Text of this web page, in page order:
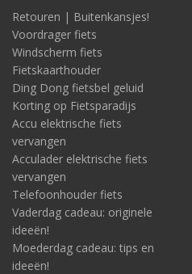
Retouren | Buitenkansjes!
Voordrager fiets
Windscherm fiets
Fietskaarthouder
Ding Dong fietsbel geluid
Korting op Fietsparadijs
Accu elektrische fiets
vervangen
Acculader elektrische fiets
vervangen
Telefoonhouder fiets
Vaderdag cadeau: originele
ideeën!
Moederdag cadeau: tips en
ideeën!